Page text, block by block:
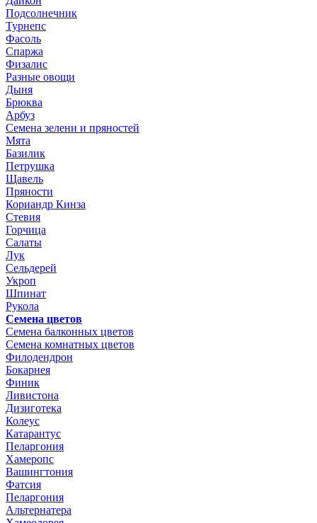
Подсолнечник
Турнепс
Фасоль
Спаржа
Физалис
Разные овощи
Дыня
Брюква
Арбуз
Семена зелени и пряностей
Мята
Базилик
Петрушка
Щавель
Пряности
Кориандр Кинза
Стевия
Горчица
Салаты
Лук
Сельдерей
Укроп
Шпинат
Рукола
Семена цветов
Семена балконных цветов
Семена комнатных цветов
Филодендрон
Бокарнея
Финик
Ливистона
Дизиготека
Колеус
Катарантус
Пеларгония
Хамеропс
Вашингтония
Фатсия
Пеларгония
Альтернатера